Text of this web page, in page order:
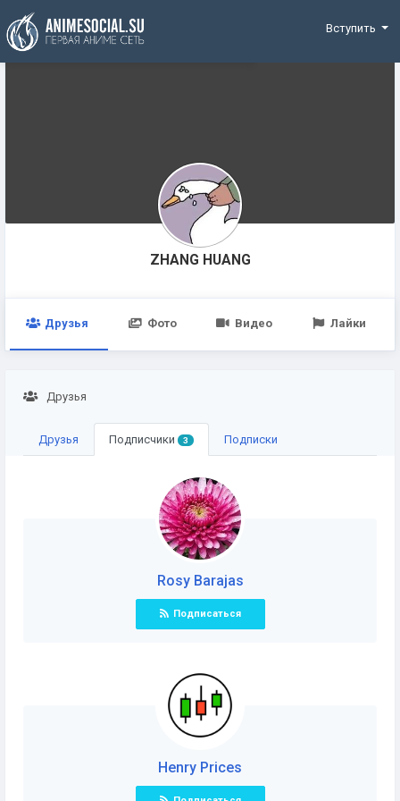
Funding
Вступить
ZHANG HUANG
Друзья Фото Видео Лайки
Друзья
Друзья Подписчики 3 Подписки
Rosy Barajas
Подписаться
Henry Prices